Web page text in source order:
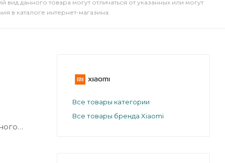
вид данного товара могут отличаться от указанных или могут
в каталоге интернет-магазина.
Все товары категории
Все товары бренда Xiaomi